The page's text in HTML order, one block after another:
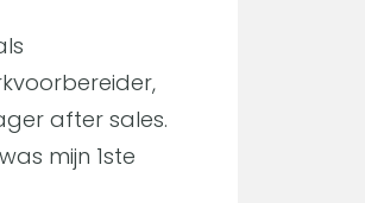
after sales.
mijn 1ste